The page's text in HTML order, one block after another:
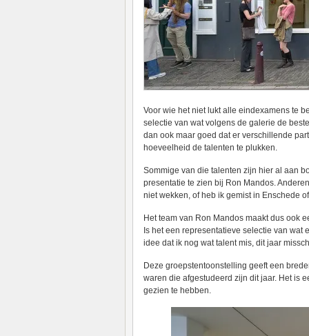
Voor wie het niet lukt alle eindexamens te
selectie van wat volgens de galerie de
dan ook maar goed dat er verschillende
hoeveelheid de talenten te plukken.
Sommige van die talenten zijn hier al aan
presentatie te zien bij Ron Mandos.
niet wekken, of heb ik gemist in Enschede
Het team van Ron Mandos maakt dus ook
Is het een representatieve selectie van
idee dat ik nog wat talent mis, dit jaar
Deze groepstentoonstelling geeft een
waren die afgestudeerd zijn dit jaar. Het is
gezien te hebben.